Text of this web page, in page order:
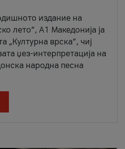
издание на
лето“, А1 Македонија ја
„Културна врска“, чиј
џез-интерпретација на
народна песна